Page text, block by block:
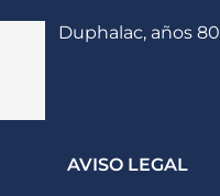
Duphalac, años 80
AVISO LEGAL